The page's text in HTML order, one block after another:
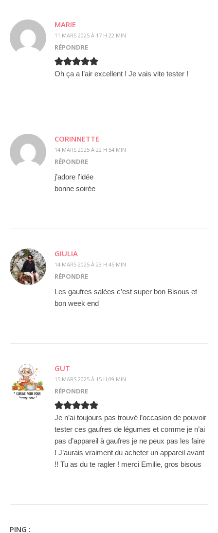
MARIE
11 MARS 2025 À 17 H 22 MIN
RÉPONDRE
Oh ça a l’air excellent ! Je vais vite tester !
CORINNETTE
14 MARS 2025 À 22 H 54 MIN
RÉPONDRE
j’adore l’idée
bonne soirée
GIULIA
14 MARS 2025 À 23 H 45 MIN
RÉPONDRE
Les gaufres salées c’est super bon Bisous et
bon week end
GUT
15 MARS 2025 À 15 H 09 MIN
RÉPONDRE
Je n’ai toujours pas trouvé l’occasion de pouvoir
tester ces gaufres de légumes et comme je n’ai
pas d’appareil à gaufres je ne peux pas les faire
! J’aurais vraiment du acheter un appareil avant
!! Tu as du te ragler ! merci Emilie, gros bisous
PING :